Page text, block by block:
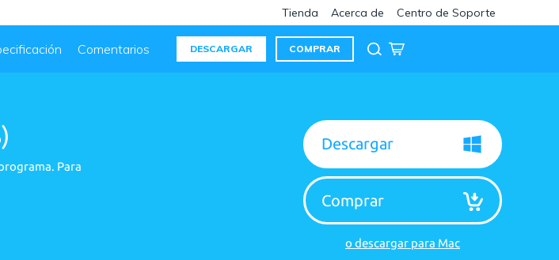
Tienda Acerca de Centro de Soporte
Comentarios DESCARGAR COMPRAR
Para
Descargar
Comprar
o descargar para Mac